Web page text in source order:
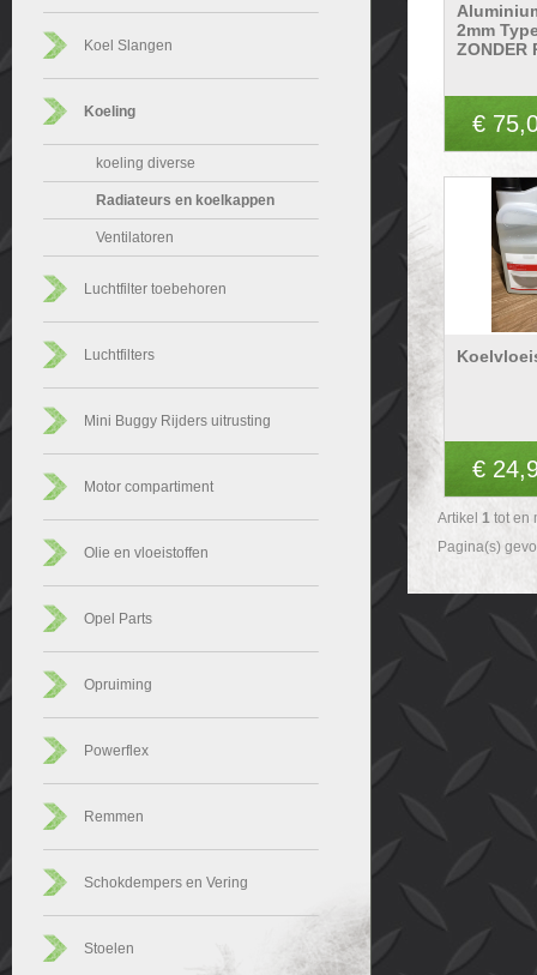
Koel Slangen
Koeling
koeling diverse
Radiateurs en koelkappen
Ventilatoren
Luchtfilter toebehoren
Luchtfilters
Mini Buggy Rijders uitrusting
Motor compartiment
Olie en vloeistoffen
Opel Parts
Opruiming
Powerflex
Remmen
Schokdempers en Vering
Stoelen
2mm
ZONDER
€
€
Artikel 1 tot en
Pagina(s)